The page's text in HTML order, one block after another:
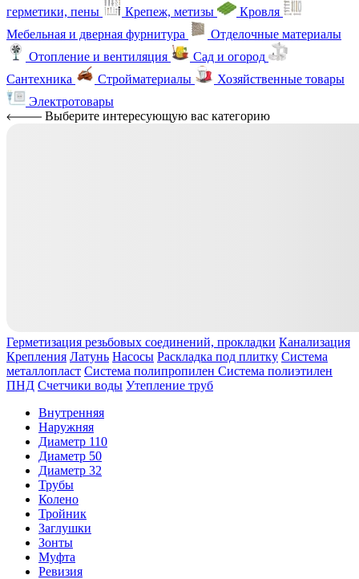
герметики, пены
Крепеж, метизы
Кровля
Мебельная и дверная фурнитура
Отделочные материалы
Отопление и вентиляция
Сад и огород
Сантехника
Стройматериалы
Хозяйственные товары
Электротовары
Выберите интересующую вас категорию
Герметизация резьбовых соединений, прокладки Канализация
Крепления Латунь Насосы Раскладка под плитку Система
металлопласт Система полипропилен Система полиэтилен
ПНД Счетчики воды Утепление труб
Внутренняя
Наружняя
Диаметр 110
Диаметр 50
Диаметр 32
Трубы
Колено
Тройник
Заглушки
Зонты
Муфта
Ревизия